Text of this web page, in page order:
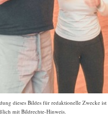
dieses Bildes für redaktionelle Zwecke
mit Bildrechte-Hinweis.